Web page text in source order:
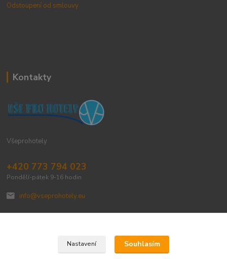
Odstoupení od smlouvy
Kontakty
Všeprohotely
+420 773 794 023
Pondělí-pátek 9-16 hodin
info@vseprohotely.eu
Upravit sběr cookies.
Nastavení Souhlasím